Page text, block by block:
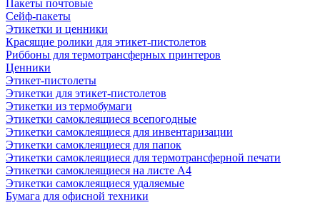
Пакеты почтовые
Сейф-пакеты
Этикетки и ценники
Красящие ролики для этикет-пистолетов
Риббоны для термотрансферных принтеров
Ценники
Этикет-пистолеты
Этикетки для этикет-пистолетов
Этикетки из термобумаги
Этикетки самоклеящиеся всепогодные
Этикетки самоклеящиеся для инвентаризации
Этикетки самоклеящиеся для папок
Этикетки самоклеящиеся для термотрансферной печати
Этикетки самоклеящиеся на листе А4
Этикетки самоклеящиеся удаляемые
Бумага для офисной техники